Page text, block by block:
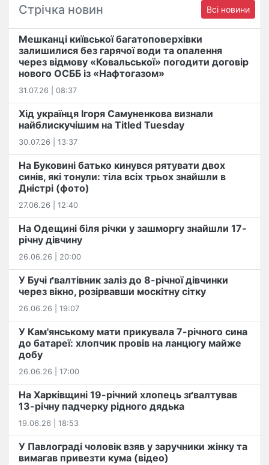
Стрічка новин Всі новини
Мешканці київської багатоповерхівки
залишилися без гарячої води та опалення
через відмову «Ковальської» погодити договір
нового ОСББ із «Нафтогазом»
31.07.26 | 08:37
Хід українця Ігоря Самуненкова визнали
найблискучішим на Titled Tuesday
30.07.26 | 13:37
На Буковині батько кинувся рятувати двох
синів, які тонули: тіла всіх трьох знайшли в
Дністрі (фото)
27.06.26 | 12:40
На Одещині біля річки у зашморгу знайшли 17-
річну дівчину
26.06.26 | 20:00
У Бучі ґвалтівник заліз до 8-річної дівчинки
через вікно, розірвавши москітну сітку
26.06.26 | 19:07
У Кам'янському мати прикувала 7-річного сина
до батареї: хлопчик провів на ланцюгу майже
добу
26.06.26 | 17:00
На Харківщині 19-річний хлопець​ ️зґвалтував
13-річну падчерку рідного дядька
19.06.26 | 18:53
У Павлограді чоловік взяв у заручники жінку та
вимагав привезти кума (відео)